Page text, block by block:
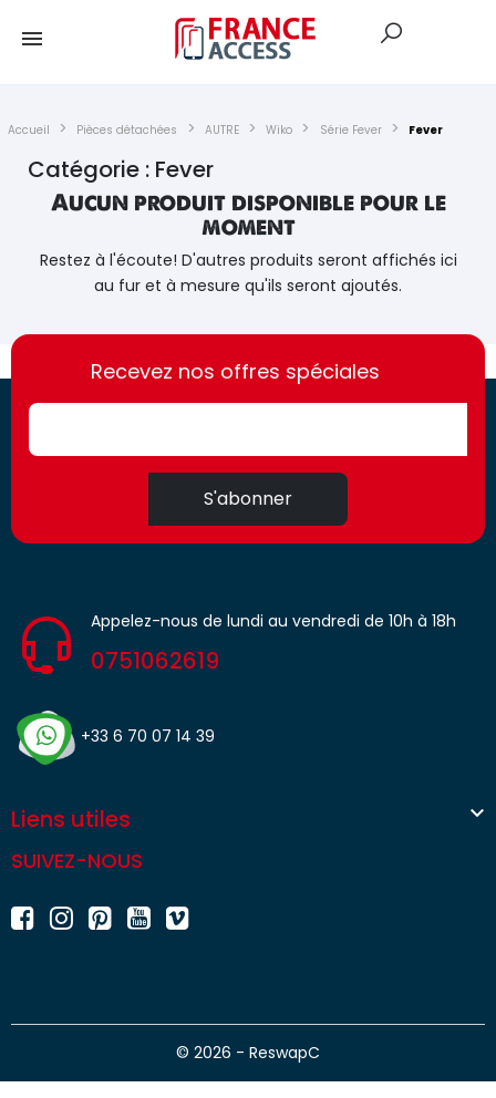
Accueil Pièces détachées AUTRE Wiko Série Fever Fever
Catégorie : Fever
Aucun produit disponible pour le
moment
Restez à l'écoute! D'autres produits seront affichés ici
au fur et à mesure qu'ils seront ajoutés.
https://france-
access.fr
https://france-
access.fr
Recevez nos offres spéciales
S'abonner
Appelez-nous de lundi au vendredi de 10h à 18h
0751062619
+33 6 70 07 14 39
Liens utiles 
SUIVEZ-NOUS
© 2026 - ReswapC